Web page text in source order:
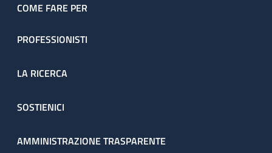
COME FARE PER
PROFESSIONISTI
LA RICERCA
SOSTIENICI
AMMINISTRAZIONE TRASPARENTE